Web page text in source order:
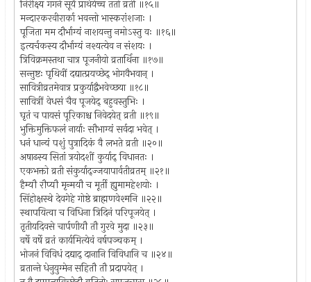
निरीक्ष्य गगने सूर्यं प्रार्थयेच्च ततो व्रती ॥१५॥
मन्दारकरवीरार्का भवन्तो भास्करांशजाः ।
पूजिता मम दौर्भाग्यं नाशयन्तु नमोऽस्तु वः ॥१६॥
इत्यर्चकस्य दौर्भाग्यं नश्यत्येव न संशयः ।
त्रिविक्रमस्तथा चात्र पूजनीयो व्रतार्थिना ॥१७॥
सन्तुष्टः पृथिवीं दद्यात्प्रयच्छेद् भोगवैभवान् ।
सावित्रीव्रतमेवात्र प्रकुर्याद्वैभवेच्छया ॥१८॥
सावित्रीं वेधसं चैव पूजयेद् बहुवस्तुभिः ।
घृतं च पायसं पूरिकाश्च निवेदयेत् व्रती ॥१९॥
भुक्तिमुक्तिफलं नार्याः सौभाग्यं सर्वदा भवेत् ।
धनं धान्यं पशुं पुत्रादिकं वै लभते व्रती ॥२०॥
अषाढस्य सितां त्रयोदशीं कुर्याद् विधानतः ।
एकभक्तो व्रती संकुर्याद्ज्जयापार्वतीव्रतम् ॥२१॥
हैम्यौ रौप्यौ मृन्मयौ च मूर्ती ह्युमामहेशयोः ।
सिंहोक्षस्थे देवगेहे गोष्ठे ब्राह्मणवेश्मनि ॥२२॥
स्थापयित्वा च विधिना त्रिदिनं परिपूजयेत् ।
तृतीयदिवसे चार्पणीयौ तौ गुरवे मुदा ॥२३॥
वर्षे वर्षे व्रतं कार्यमित्येवं वर्षपञ्चकम् ।
भोजनं विविधं दद्याद् दानानि विविधानि च ॥२४॥
व्रतान्ते धेनुयुग्मेन सहितौ तौ प्रदापयेत् ।